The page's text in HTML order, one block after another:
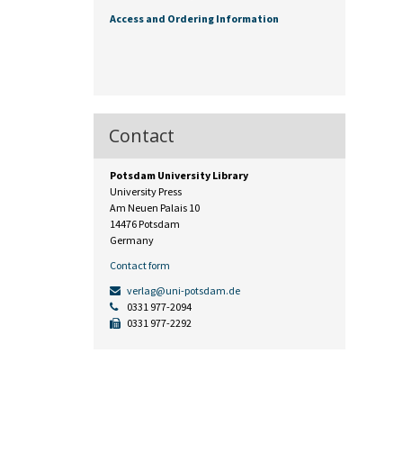
Access and Ordering Information
Contact
Potsdam University Library
University Press
Am Neuen Palais 10
14476 Potsdam
Germany
Contact form
verlag@uni-potsdam.de
0331 977-2094
0331 977-2292